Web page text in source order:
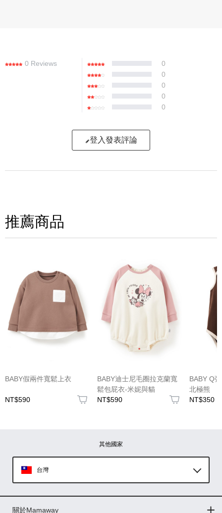
0 Reviews
0
0
0
0
0
登入發表評論
(圖片格式限jpg、jpeg)
推薦商品
BABY假兩件寬鬆上衣
NT$590
BABY迪士尼毛圈拉克蘭寬
鬆包屁衣-米妮與貓
NT$590
BABY Q
北極熊
NT$350
其他國家
台灣
關於Mamaway